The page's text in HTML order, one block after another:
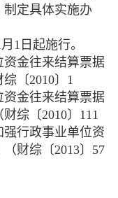
定具体实施办
月 1 日起施行。
资金往来结算票据
综〔2010〕 1
金往来结算票据
财综〔2010〕 111
行政事业单位资
（财综〔2013〕 57